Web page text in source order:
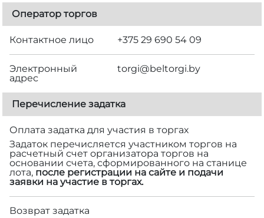
Оператор торгов
Контактное лицо +375 29 690 54 09
Электронный
адрес
torgi@beltorgi.by
Перечисление задатка
Оплата задатка для участия в торгах
Задаток перечисляется участником торгов на
расчетный счет организатора торгов на
основании счета, сформированного на станице
лота, после регистрации на сайте и подачи
заявки на участие в торгах.
Возврат задатка